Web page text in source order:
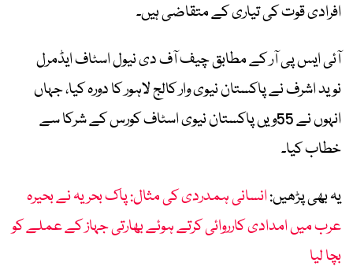
افرادی قوت کی تیاری کے متقاضی ہیں۔
آئی ایس پی آر کے مطابق چیف آف دی نیول اسٹاف ایڈمرل
نوید اشرف نے پاکستان نیوی وار کالج لاہور کا دورہ کیا، جہاں
انہوں نے 55ویں پاکستان نیوی اسٹاف کورس کے شرکا سے
خطاب کیا۔
یہ بھی پڑھیں:انسانی ہمدردی کی مثال: پاک بحریہ نے بحیرہ
عرب میں امدادی کارروائی کرتے ہوئے بھارتی جہاز کے عملے کو
بچا لیا